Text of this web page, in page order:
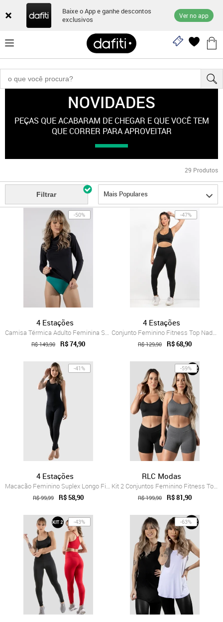
Baixe o App e ganhe descontos
exclusivos
Ver no app
"esporte-feminino"NOVIDADES
PEÇAS QUE ACABARAM DE CHEGAR E QUE VOCÊ TEM
QUE CORRER PARA APROVEITAR
29 Produtos
Filtrar Mais Populares
-50%
4 Estações
Camisa Térmica Adulto Feminina Segunda P...
R$ 149,90 R$ 74,90
-47%
4 Estações
Conjunto Feminino Fitness Top Nadador Su...
R$ 129,90 R$ 68,90
-41%
4 Estações
Macacão Feminino Suplex Longo Fitness Ac...
R$ 99,99 R$ 58,90
-59%
RLC Modas
Kit 2 Conjuntos Feminino Fitness Top alç...
R$ 199,90 R$ 81,90
-43% -63%